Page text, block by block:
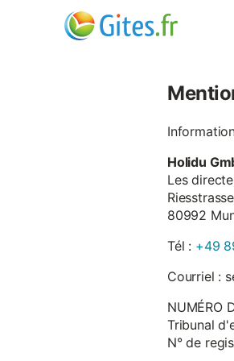
Holidu
Les
80992
Tél : +49
Courriel :
NUMÉRO
Tribunal
N° de